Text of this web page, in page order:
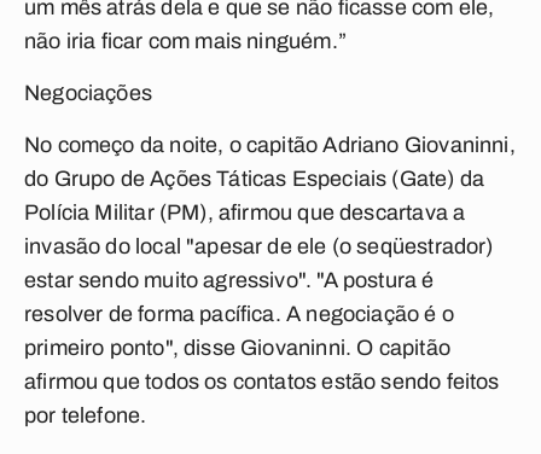
um mês atrás dela e que se não ficasse com ele,
não iria ficar com mais ninguém.”
Negociações
No começo da noite, o capitão Adriano Giovaninni,
do Grupo de Ações Táticas Especiais (Gate) da
Polícia Militar (PM), afirmou que descartava a
invasão do local "apesar de ele (o seqüestrador)
estar sendo muito agressivo". "A postura é
resolver de forma pacífica. A negociação é o
primeiro ponto", disse Giovaninni. O capitão
afirmou que todos os contatos estão sendo feitos
por telefone.